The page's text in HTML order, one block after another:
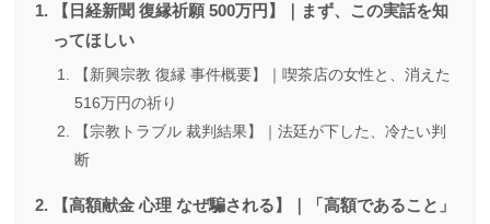
【日経新聞 復縁祈願 500万円】｜まず、この実話を知
ってほしい
【新興宗教 復縁 事件概要】｜喫茶店の女性と、消えた
516万円の祈り
【宗教トラブル 裁判結果】｜法廷が下した、冷たい判
断
【高額献金 心理 なぜ騙される】｜「高額であること」